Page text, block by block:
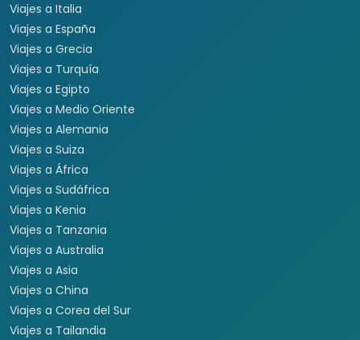
Viajes a Italia
Viajes a España
Viajes a Grecia
Viajes a Turquía
Viajes a Egipto
Viajes a Medio Oriente
Viajes a Alemania
Viajes a Suiza
Viajes a África
Viajes a Sudáfrica
Viajes a Kenia
Viajes a Tanzania
Viajes a Australia
Viajes a Asia
Viajes a China
Viajes a Corea del Sur
Viajes a Tailandia